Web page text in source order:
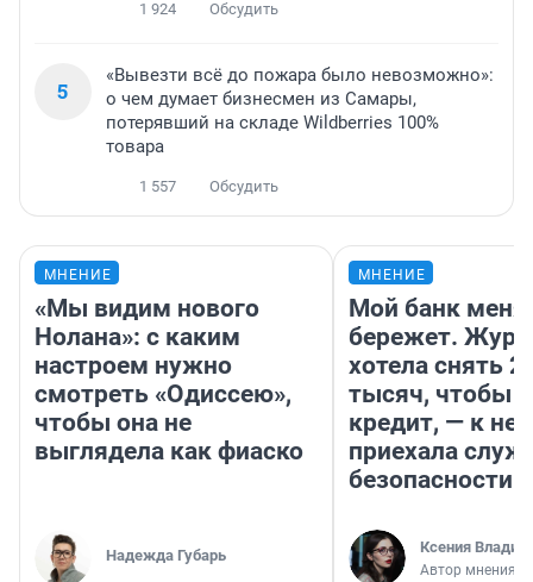
1 924 Обсудить
5
«Вывезти всё до пожара было невозможно»:
о чем думает бизнесмен из Самары,
потерявший на складе Wildberries 100%
товара
1 557 Обсудить
МНЕНИЕ
«Мы видим нового
Нолана»: с каким
настроем нужно
смотреть «Одиссею»,
чтобы она не
выглядела как фиаско
Надежда Губарь
МНЕНИЕ
Мой банк меня
бережет.
хотела снять
тысяч, чтобы
кредит, — к
приехала
безопасности
Ксения
Автор мнения